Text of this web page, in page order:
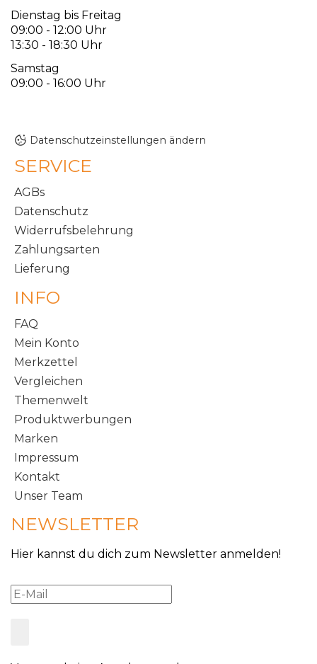
Dienstag bis Freitag
09:00 - 12:00 Uhr
13:30 - 18:30 Uhr
Samstag
09:00 - 16:00 Uhr
Datenschutzeinstellungen ändern
SERVICE
AGBs
Datenschutz
Widerrufsbelehrung
Zahlungsarten
Lieferung
INFO
FAQ
Mein Konto
Merkzettel
Vergleichen
Themenwelt
Produktwerbungen
Marken
Impressum
Kontakt
Unser Team
NEWSLETTER
Hier kannst du dich zum Newsletter anmelden!